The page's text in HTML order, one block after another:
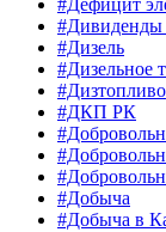
#Дефицит
#Дивиденды
#Дизель
#Дизельное
#Дизтопливо
#ДКП РК
#Добыча
#Добыча в